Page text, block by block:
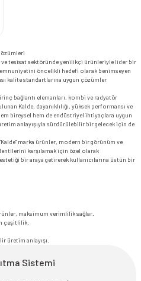
ve tesisat sektöründe yenilikçi ürünleriyle lider bir
öncelikli hedefi olarak benimseyen
kalite standartlarına uygun çözümler
bağlantı elemanları, kombi ve radyatör
Kalde, dayanıklılığı, yüksek performansı ve
bireysel hem de endüstriyel ihtiyaçlara uygun
anlayışıyla sürdürülebilir bir gelecek için de
marka ürünler, modern bir görünüm ve
karşılamak için özel olarak
bir araya getirerek kullanıcılarına üstün bir
maksimum verimlilik sağlar.
çeşitlilik.
üretim anlayışı.
Sistemi